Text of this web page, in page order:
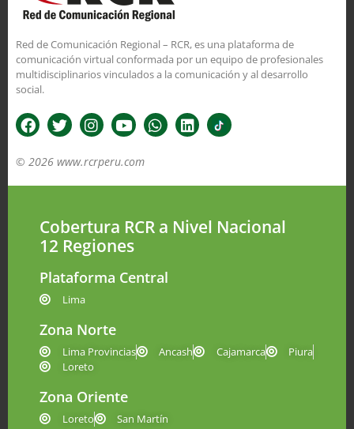
Red de Comunicación Regional – RCR, es una plataforma de
comunicación virtual conformada por un equipo de profesionales
multidisciplinarios vinculados a la comunicación y al desarrollo
social.
© 2026 www.rcrperu.com
Cobertura RCR a Nivel Nacional
12 Regiones
Plataforma Central
Lima
Zona Norte
Lima Provincias Ancash Cajamarca
Piura
Loreto
Zona Oriente
Loreto San Martín